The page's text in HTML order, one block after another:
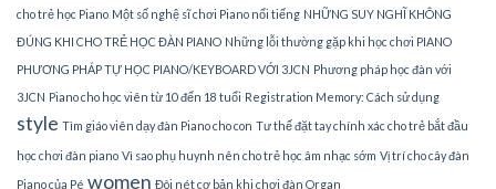
cho trẻ học Piano Một số nghệ sĩ chơi Piano nổi tiếng NHỮNG SUY NGHĨ KHÔNG
ĐÚNG KHI CHO TRẺ HỌC ĐÀN PIANO Những lỗi thường gặp khi học chơi PIANO
PHƯƠNG PHÁP TỰ HỌC PIANO/KEYBOARD VỚI 3JCN Phương pháp học đàn với
3JCN Piano cho học viên từ 10 đến 18 tuổi Registration Memory: Cách sử dụng
style Tìm giáo viên dạy đàn Piano cho con Tư thế đặt tay chính xác cho trẻ bắt đầu
học chơi đàn piano Vì sao phụ huynh nên cho trẻ học âm nhạc sớm Vị trí cho cây đàn
Piano của Pé women Đôi nét cơ bản khi chơi đàn Organ